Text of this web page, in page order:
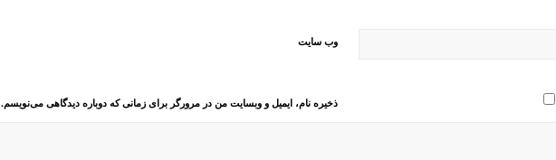
وب‌ سایت
ذخیره نام، ایمیل و وبسایت من در مرورگر برای زمانی که دوباره دیدگاهی می‌نویسم.